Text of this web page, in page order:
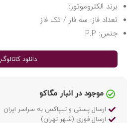
برند الکتروموتور:
تعداد فاز: سه فاز / تک فاز
جنس: P.P
دانلود کاتالوگ
موجود در انبار مگاکو
ارسال پستی و تیپاکس به سراسر ایران
ارسال فوری (شهر تهران)